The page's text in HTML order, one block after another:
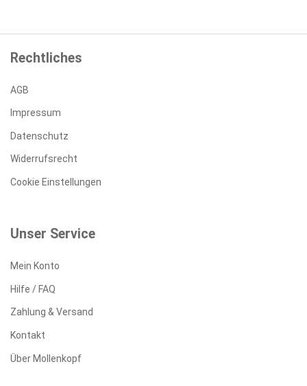
Rechtliches
AGB
Impressum
Datenschutz
Widerrufsrecht
Cookie Einstellungen
Unser Service
Mein Konto
Hilfe / FAQ
Zahlung & Versand
Kontakt
Über Mollenkopf